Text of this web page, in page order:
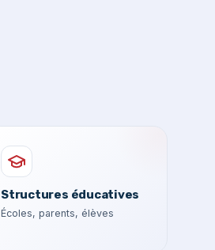
Structures éducatives
Écoles, parents, élèves